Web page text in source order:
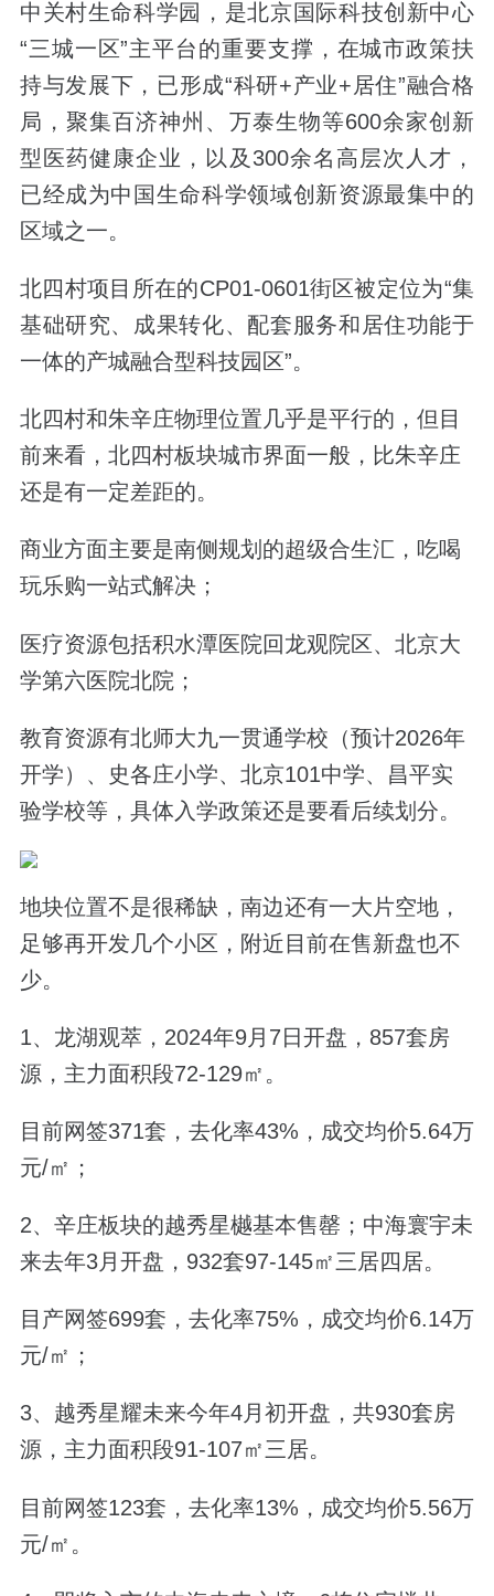
中关村生命科学园，是北京国际科技创新中心
“三城一区”主平台的重要支撑，在城市政策扶
持与发展下，已形成“科研+产业+居住”融合格
局，聚集百济神州、万泰生物等600余家创新
型医药健康企业，以及300余名高层次人才，
已经成为中国生命科学领域创新资源最集中的
区域之一。
北四村项目所在的CP01-0601街区被定位为“集
基础研究、成果转化、配套服务和居住功能于
一体的产城融合型科技园区”。
北四村和朱辛庄物理位置几乎是平行的，但目
前来看， 北四村板块城市界面一般，比朱辛庄
还是有一定差距的。
商业方面主要是南侧规划的超级合生汇，吃喝
玩乐购一站式解决；
医疗资源包括积水潭医院回龙观院区、北京大
学第六医院北院；
教育资源有北师大九一贯通学校（预计2026年
开学）、史各庄小学、北京101中学、昌平实
验学校等，具体入学政策还是要看后续划分。
地块位置不是很稀缺，南边还有一大片空地，
足够再开发几个小区， 附近 目前在售新盘也不
少。
1、龙湖观萃，2024年9月7日开盘，857套房
源，主力面积段72-129㎡。
目前网签371套，去化率43%，成交均价5.64万
元/㎡；
2、辛庄板块的越秀星樾基本售罄；中海寰宇未
来去年3月开盘，932套97-145㎡三居四居。
目产网签699套，去化率75%，成交均价6.14万
元/㎡ ；
3、越秀星耀未来今年4月初开盘，共930套房
源，主力面积段91-107㎡三居。
目前网签123套，去化率13%，成交均价5.56万
元/㎡ 。